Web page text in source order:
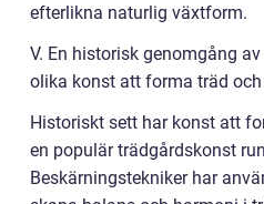
efterlikna naturlig växtform.
V. En historisk genomgång
olika konst att forma träd
Historiskt sett har konst att
en populär trädgårdskonst
Beskärningstekniker har